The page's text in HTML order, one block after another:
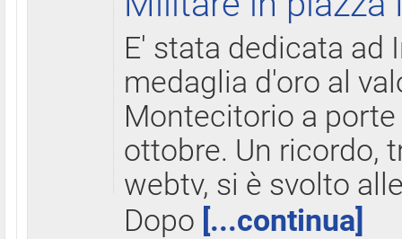
E' stata dedicata ad
medaglia d'oro al
Montecitorio a
ottobre. Un ricordo,
webtv, si è svolto
Dopo [...continua]